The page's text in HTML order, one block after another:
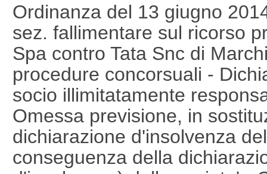
Ordinanza del 13 giugno
sez. fallimentare sul ricorso
Spa contro Tata Snc di
procedure concorsuali -
socio illimitatamente
Omessa previsione, in
dichiarazione d'insolvenza
conseguenza della